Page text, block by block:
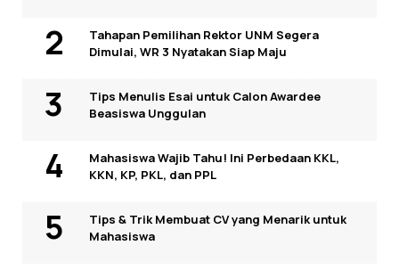
Tahapan Pemilihan Rektor UNM Segera
Dimulai, WR 3 Nyatakan Siap Maju
Tips Menulis Esai untuk Calon Awardee
Beasiswa Unggulan
Mahasiswa Wajib Tahu! Ini Perbedaan KKL,
KKN, KP, PKL, dan PPL
Tips & Trik Membuat CV yang Menarik untuk
Mahasiswa